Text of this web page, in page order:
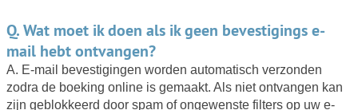
Q. Wat moet ik doen als ik geen bevestigings e-
mail hebt ontvangen?
A. E-mail bevestigingen worden automatisch verzonden
zodra de boeking online is gemaakt. Als niet ontvangen kan
zijn geblokkeerd door spam of ongewenste filters op uw e-